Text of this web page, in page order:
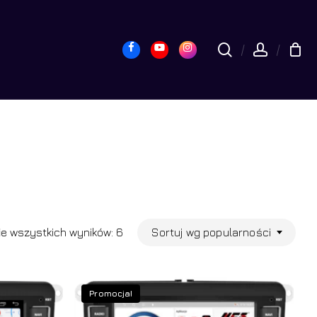
search
FacebookYoutubeInstagram
wszystkich wyników: 6 Posortowane
popularności
Sortuj wg popularności
Promocja!